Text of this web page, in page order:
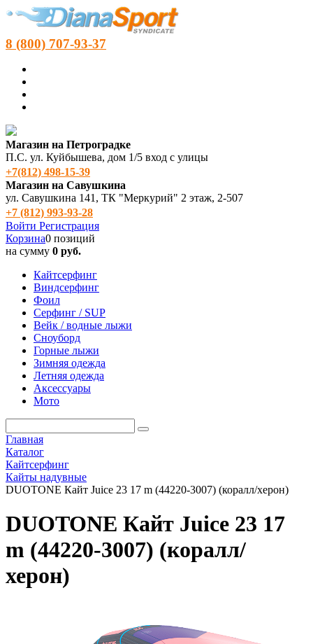
8 (800) 707-93-37
Магазин на Петроградке
П.С. ул. Куйбышева, дом 1/5 вход с улицы
+7(812) 498‑15-39
Магазин на Савушкина
ул. Савушкина 141, ТК "Меркурий" 2 этаж, 2-507
+7 (812) 993-93-28
Войти Регистрация
Корзина0 позиций
на сумму 0 руб.
Кайтсерфинг
Виндсерфинг
Фоил
Серфинг / SUP
Вейк / водные лыжи
Сноуборд
Горные лыжи
Зимняя одежда
Летняя одежда
Аксессуары
Мото
Главная
Каталог
Кайтсерфинг
Кайты надувные
DUOTONE Кайт Juice 23 17 m (44220-3007) (коралл/херон)
DUOTONE Кайт Juice 23 17
m (44220-3007) (коралл/
херон)